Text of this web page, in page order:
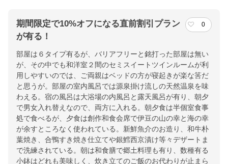
期間限定で10%オフになる直前割引プラン
が有る！
0
部屋は６タイプ有るが、バリアフリーと銘打った部屋は無い
が、その中でも和洋室２間のセミスイートツインルームが利
用しやすいのでは、ご両親はベッドの方が寝起きが楽な筈だ
と思うが。部屋の室内風呂では源泉掛け流しの天然温泉を味
わえる。宿の風呂は大浴場の内風呂と露天風呂が有り、朝夕
で男女入れ替えなので、両方に入れる。朝夕食は半個室食事
処で食べるが、夕食は創作和食会席で伊豆の山の幸と海の幸
が余すところなく使われている。新鮮魚介のお造り、和牛朴
葉焼き、合鴨すき焼き仕立てや銀鱈西京漬け等々デザートま
で洗練されている。朝は和食膳で郷土料理も有り、数種有る
小鉢はどれも美味しく、炊き立てのご飯のお代わりが止まら